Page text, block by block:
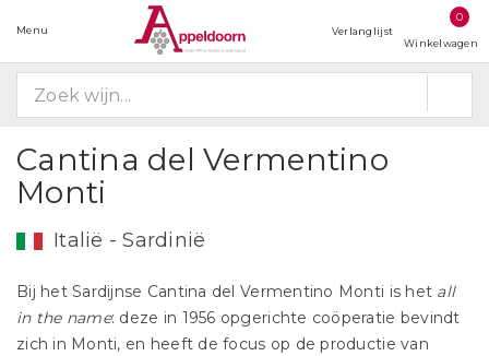
Menu Verlanglijst
0
Winkelwagen
Cantina del Vermentino
Monti
Italië - Sardinië
Bij het Sardijnse Cantina del Vermentino Monti is het all
in the name: deze in 1956 opgerichte coöperatie bevindt
zich in Monti, en heeft de focus op de productie van